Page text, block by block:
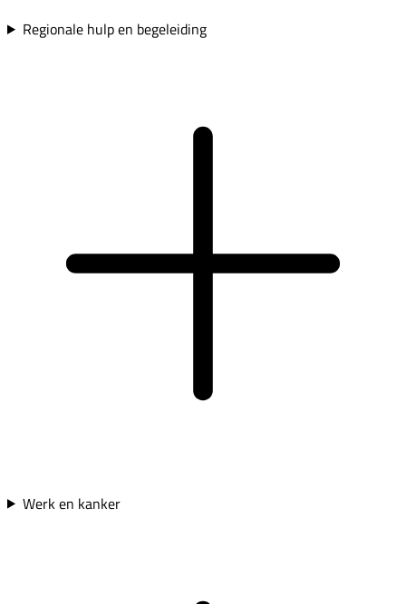
Regionale hulp en begeleiding
Werk en kanker